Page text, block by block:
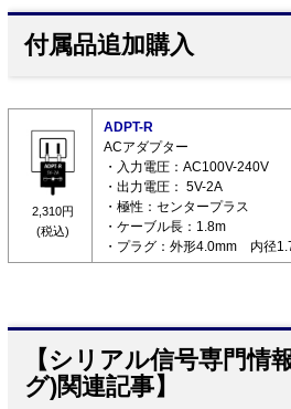
付属品追加購入
2,310円
(税込)
ADPT-R
ACアダプター
・入力電圧：AC100V-240V
・出力電圧： 5V-2A
・極性：センタープラス
・ケーブル長：1.8m
・プラグ：外形4.0mm 内径
【シリアル信号専門情
グ)関連記事】